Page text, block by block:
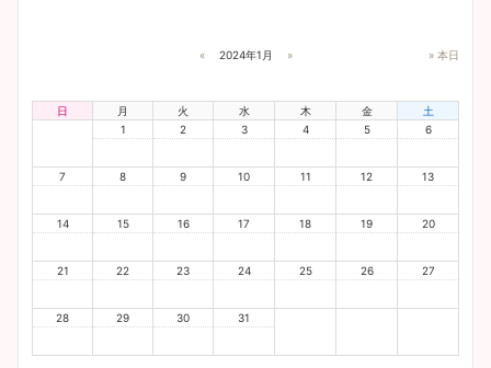
« 2024年1月 » » 本日
日 月 火 水 木 金
土
1
2 3 4 5 6
7 8 9 10 11 12 13
14 15 16 17 18 19 20
21 22 23 24 25 26 27
28 29 30 31